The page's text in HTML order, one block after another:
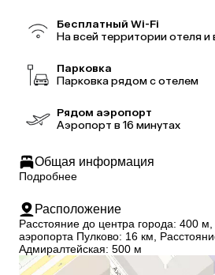
Бесплатный Wi-Fi
На всей территории отеля и
Парковка
Парковка рядом с отелем
Рядом аэропорт
Аэропорт в 16 минутах
Общая информация
Подробнее
Расположение
Расстояние до центра города: 400 м, Расстояние до
аэропорта Пулково: 16 км,
Адмиралтейская: 500 м